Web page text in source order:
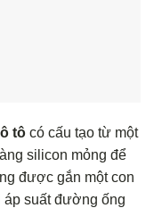
tô có cấu tạo từ một
silicon mỏng để
được gắn một con
áp suất đường ống